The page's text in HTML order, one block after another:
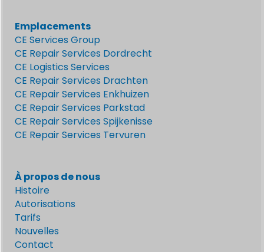
Emplacements
CE Services Group
CE Repair Services Dordrecht
CE Logistics Services
CE Repair Services Drachten
CE Repair Services Enkhuizen
CE Repair Services Parkstad
CE Repair Services Spijkenisse
CE Repair Services Tervuren
À propos de nous
Histoire
Autorisations
Tarifs
Nouvelles
Contact